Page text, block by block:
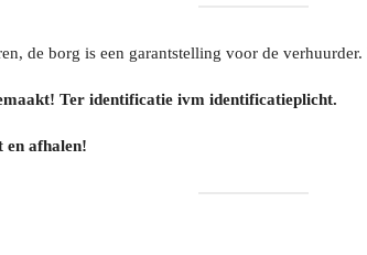
de borg is een garantstelling voor de
Ter identificatie ivm identificatieplicht.
en afhalen!